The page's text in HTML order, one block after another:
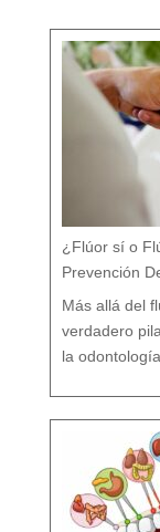
¿Flúor sí o
Prevención
Más allá del
verdadero
la